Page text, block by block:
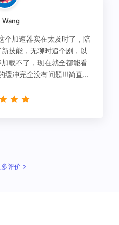
Wang
个加速器实在太及时了，陪
技能，无聊时追个剧，以
载不了，现在就全都能看
缓冲完全没有问题!!!简直救
评价